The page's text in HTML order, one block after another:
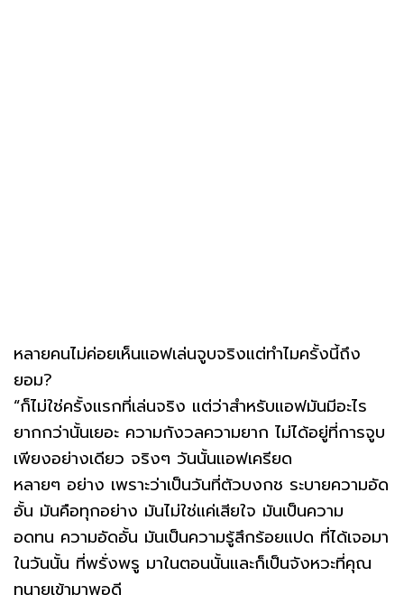
หลายคนไม่ค่อยเห็นแอฟเล่นจูบจริงแต่ทำไมครั้งนี้ถึง
ยอม?
“ก็ไม่ใช่ครั้งแรกที่เล่นจริง แต่ว่าสำหรับแอฟมันมีอะไร
ยากกว่านั้นเยอะ ความกังวลความยาก ไม่ได้อยู่ที่การจูบ
เพียงอย่างเดียว จริงๆ วันนั้นแอฟเครียด
หลายๆ อย่าง เพราะว่าเป็นวันที่ตัวบงกช ระบายความอัด
อั้น มันคือทุกอย่าง มันไม่ใช่แค่เสียใจ มันเป็นความ
อดทน ความอัดอั้น มันเป็นความรู้สึกร้อยแปด ที่ได้เจอมา
ในวันนั้น ที่พรั่งพรู มาในตอนนั้นและก็เป็นจังหวะที่คุณ
ทนายเข้ามาพอดี